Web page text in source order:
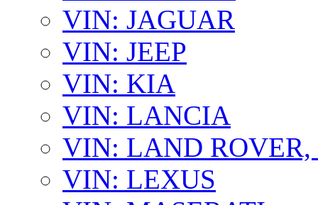
VIN: JAGUAR
VIN: JEEP
VIN: KIA
VIN: LANCIA
VIN: LAND ROVER,
VIN: LEXUS